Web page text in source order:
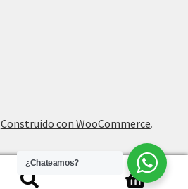
Construido con WooCommerce.
0
¿Chateamos?